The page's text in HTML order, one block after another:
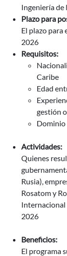
Ingeniería de
Plazo para
El plazo para
2026
Requisitos:
Caribe
Edad
gestión
Dominio
Actividades:
Quienes
Rusia),
Rosatom y
Internacional
2026
Beneficios:
El programa